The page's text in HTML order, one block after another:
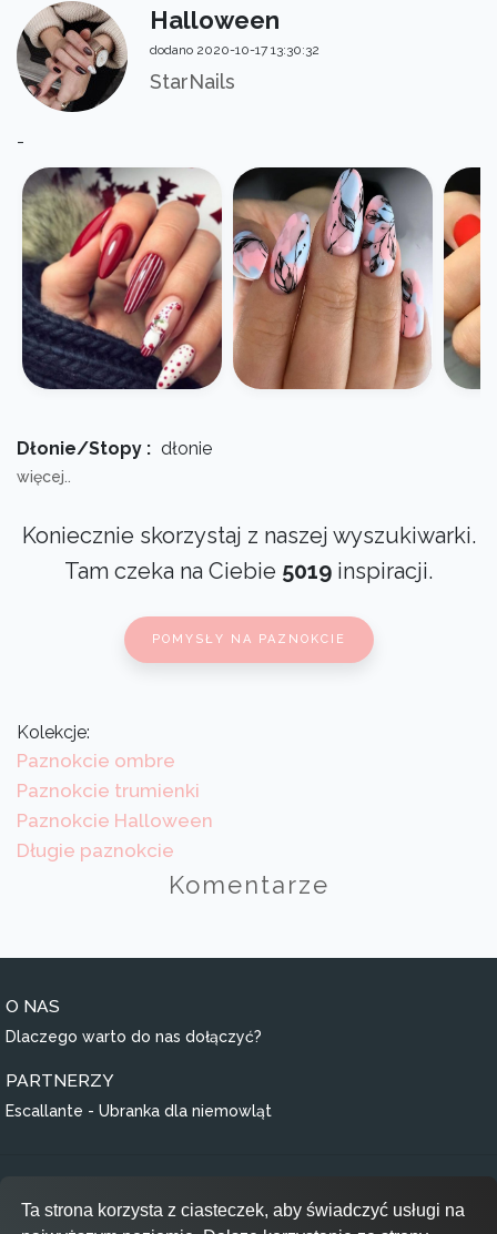
Halloween
dodano 2020-10-17 13:30:32
StarNails
-
Dłonie/Stopy : dłonie
więcej..
Koniecznie skorzystaj z naszej wyszukiwarki.
Tam czeka na Ciebie 5019 inspiracji.
POMYSŁY NA PAZNOKCIE
Kolekcje:
Paznokcie ombre
Paznokcie trumienki
Paznokcie Halloween
Długie paznokcie
Komentarze
O NAS
Dlaczego warto do nas dołączyć?
PARTNERZY
Escallante - Ubranka dla niemowląt
Regulamin
Polityka prywatności
Ta strona korzysta z ciasteczek, aby świadczyć usługi na